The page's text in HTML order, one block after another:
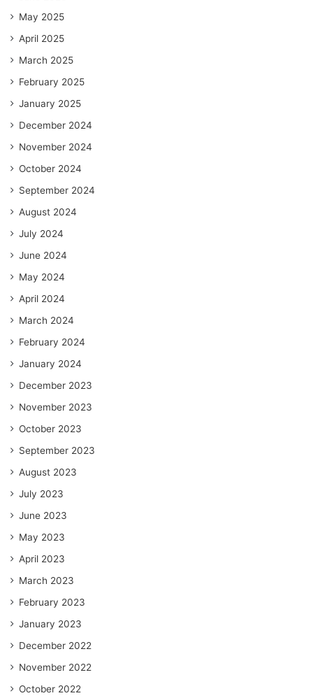
May 2025
April 2025
March 2025
February 2025
January 2025
December 2024
November 2024
October 2024
September 2024
August 2024
July 2024
June 2024
May 2024
April 2024
March 2024
February 2024
January 2024
December 2023
November 2023
October 2023
September 2023
August 2023
July 2023
June 2023
May 2023
April 2023
March 2023
February 2023
January 2023
December 2022
November 2022
October 2022